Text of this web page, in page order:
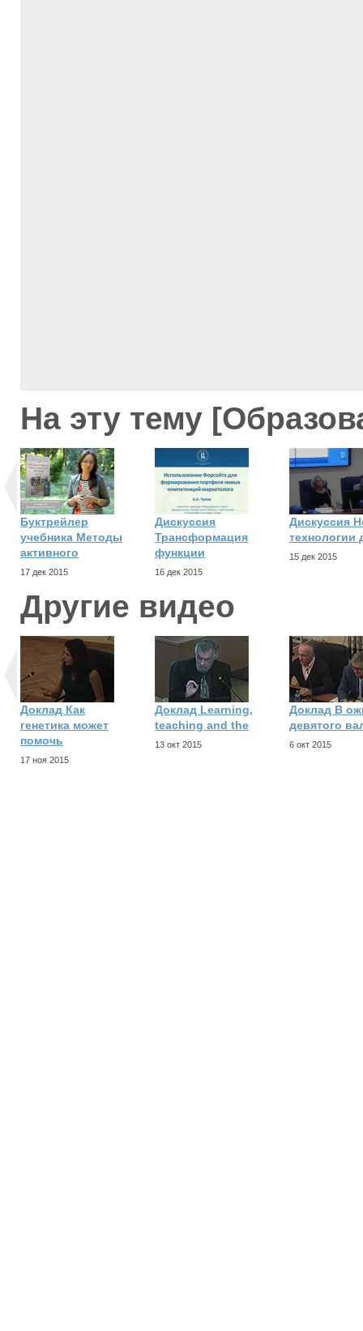
На эту тему
Буктрейлер
учебника Методы
активного
17 дек 2015
Дискуссия
Трансформация
функции
16 дек 2015
Дискуссия
технологии
15 дек 2015
Другие видео
Доклад Как
генетика может
помочь
17 ноя 2015
Доклад Learning,
teaching and the
13 окт 2015
Доклад В
девятого
6 окт 2015